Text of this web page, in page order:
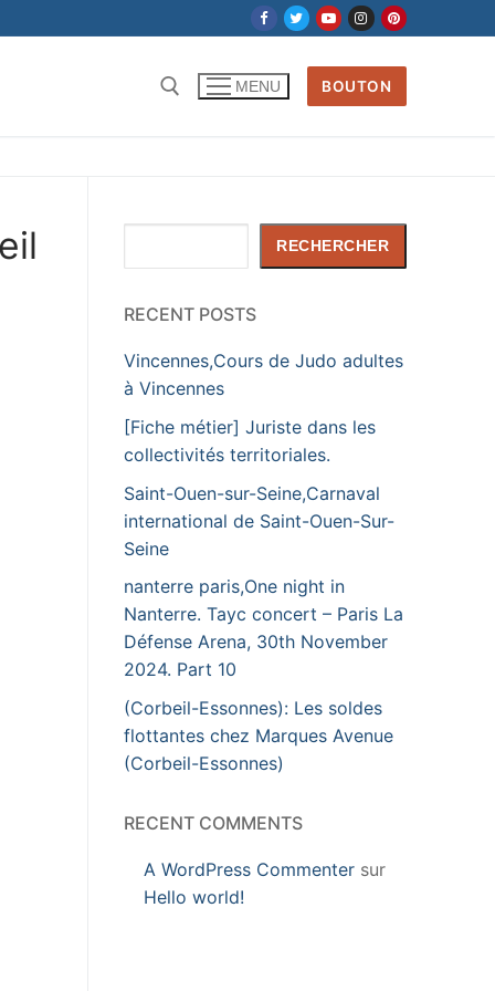
MENU BOUTON
RECHERCHER
RECENT POSTS
Vincennes,Cours de Judo adultes
à Vincennes
[Fiche métier] Juriste dans les
collectivités territoriales.
Saint-Ouen-sur-Seine,Carnaval
international de Saint-Ouen-Sur-
Seine
nanterre paris,One night in
Nanterre. Tayc concert – Paris La
Défense Arena, 30th November
2024. Part 10
(Corbeil-Essonnes): Les soldes
flottantes chez Marques Avenue
(Corbeil-Essonnes)
RECENT COMMENTS
A WordPress Commenter sur
Hello world!